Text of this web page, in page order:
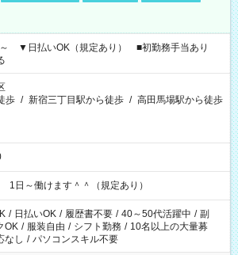
～ ▼日払いOK（規定あり） ■初勤務手当あり
歩 / 新宿三丁目駅から徒歩 / 高田馬場駅から徒歩
1日～働けます＾＾（規定あり）
/ 日払いOK / 履歴書不要 / 40～50代活躍中 / 副
OK / 服装自由 / シフト勤務 / 10名以上の大量募
なし / パソコンスキル不要